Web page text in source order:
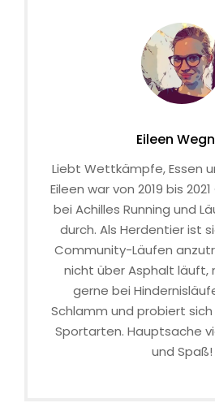
Eileen
Liebt Wettkämpfe, Essen
Eileen war von 2019 bis
bei Achilles Running und
durch. Als Herdentier ist
Community-Läufen
nicht über Asphalt läuft,
gerne bei
Schlamm und probiert
Sportarten. Hauptsache
und Spaß!